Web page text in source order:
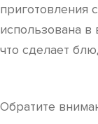
приготовления
использована
что сделает
Обратите